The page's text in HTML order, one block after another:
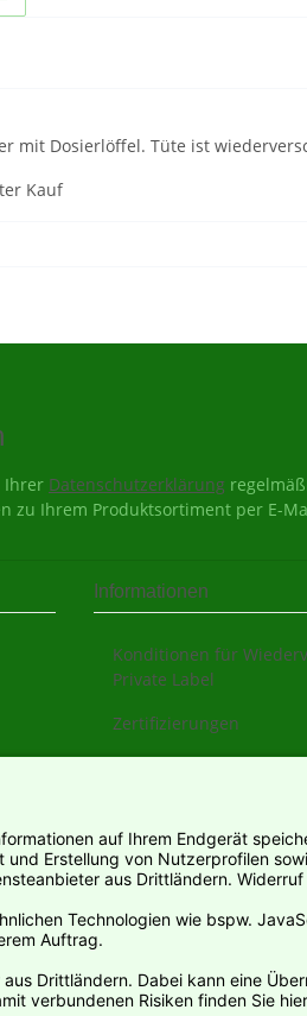
mit Dosierlöffel. Tüte ist
Kauf
Ihrer Datenschutzerklärung
zu Ihrem Produktsortiment per E-
Informationen
Konditionen für
Private Label
Zertifizierungen
Versandinformationen